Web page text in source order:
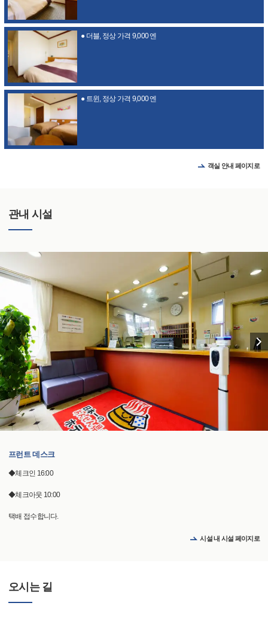
● 더블, 정상 가격 9,000 엔
● 트윈, 정상 가격 9,000 엔
객실 안내 페이지로
관내 시설
프런트 데스크
◆체크인 16:00
◆체크아웃 10:00
택배 접수합니다.
시설 내 시설 페이지로
오시는 길